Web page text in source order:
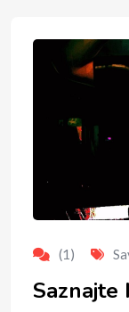
(1)
Saznajte